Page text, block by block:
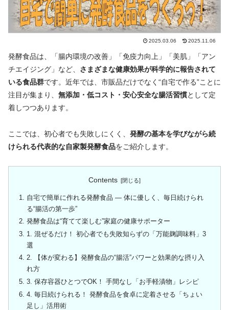
2025.03.06 2025.11.06
発酵食品は、「腸内環境の改善」「免疫力向上」「美肌」「アン
チエイジング」など、 さまざまな健康効果が科学的に報告されて
いる食品群です。近年では、市販品だけでなく“自宅で作る”ことに
注目が集まり、 無添加・低コスト・安心安全な腸活習慣として定
着しつつあります。
ここでは、初心者でも失敗しにくく、 発酵の基本を学びながら続
けられる代表的な自家製発酵食品をご紹介します。
Contents
自宅で簡単に作れる発酵食品 ― 体に優しく、毎日続けられ
る“腸活の第一歩”
発酵食品は“育てて楽しむ”家庭の健康サポーター
1. 混ぜるだけ！ 初心者でも失敗知らずの「万能麹調味料」3
選
2. 【体が変わる】発酵食品の“腸活”パワーと効果的な摂り入
れ方
3. 保存容器ひとつでOK！ 手間なし「お手軽漬物」レシピ
4. 毎日続けられる！ 発酵食品を食卓に定着させる「ちょい
足し」活用術